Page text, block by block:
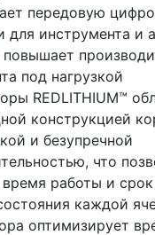
передовую
для инструмента и
повышает
под нагрузкой
REDLITHIUM™
конструкцией
и безупречной
что
время работы и
каждой
оптимизирует